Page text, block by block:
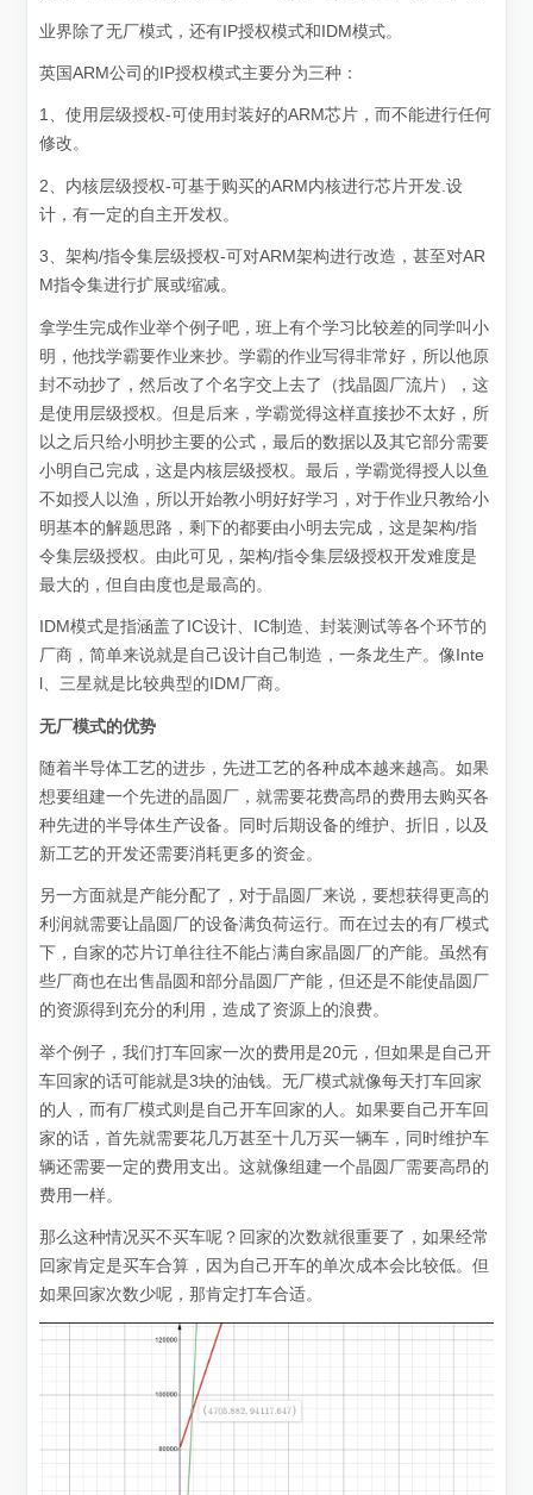
业界除了无厂模式，还有IP授权模式和IDM模式。
英国ARM公司的IP授权模式主要分为三种：
1、使用层级授权-可使用封装好的ARM芯片，而不能进行任何
修改。
2、内核层级授权-可基于购买的ARM内核进行芯片开发.设
计，有一定的自主开发权。
3、架构/指令集层级授权-可对ARM架构进行改造，甚至对AR
M指令集进行扩展或缩减。
拿学生完成作业举个例子吧，班上有个学习比较差的同学叫小
明，他找学霸要作业来抄。学霸的作业写得非常好，所以他原
封不动抄了，然后改了个名字交上去了（找晶圆厂流片），这
是使用层级授权。但是后来，学霸觉得这样直接抄不太好，所
以之后只给小明抄主要的公式，最后的数据以及其它部分需要
小明自己完成，这是内核层级授权。最后，学霸觉得授人以鱼
不如授人以渔，所以开始教小明好好学习，对于作业只教给小
明基本的解题思路，剩下的都要由小明去完成，这是架构/指
令集层级授权。由此可见，架构/指令集层级授权开发难度是
最大的，但自由度也是最高的。
IDM模式是指涵盖了IC设计、IC制造、封装测试等各个环节的
厂商，简单来说就是自己设计自己制造，一条龙生产。像Inte
l、三星就是比较典型的IDM厂商。
无厂模式的优势
随着半导体工艺的进步，先进工艺的各种成本越来越高。如果
想要组建一个先进的晶圆厂，就需要花费高昂的费用去购买各
种先进的半导体生产设备。同时后期设备的维护、折旧，以及
新工艺的开发还需要消耗更多的资金。
另一方面就是产能分配了，对于晶圆厂来说，要想获得更高的
利润就需要让晶圆厂的设备满负荷运行。而在过去的有厂模式
下，自家的芯片订单往往不能占满自家晶圆厂的产能。虽然有
些厂商也在出售晶圆和部分晶圆厂产能，但还是不能使晶圆厂
的资源得到充分的利用，造成了资源上的浪费。
举个例子，我们打车回家一次的费用是20元，但如果是自己开
车回家的话可能就是3块的油钱。无厂模式就像每天打车回家
的人，而有厂模式则是自己开车回家的人。如果要自己开车回
家的话，首先就需要花几万甚至十几万买一辆车，同时维护车
辆还需要一定的费用支出。这就像组建一个晶圆厂需要高昂的
费用一样。
那么这种情况买不买车呢？回家的次数就很重要了，如果经常
回家肯定是买车合算，因为自己开车的单次成本会比较低。但
如果回家次数少呢，那肯定打车合适。